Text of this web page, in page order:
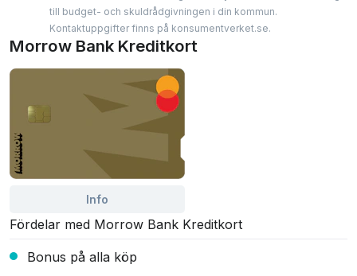
till budget- och skuldrådgivningen i din kommun.
Kontaktuppgifter finns på konsumentverket.se.
Morrow Bank Kreditkort
Info
Fördelar med Morrow Bank Kreditkort
Bonus på alla köp